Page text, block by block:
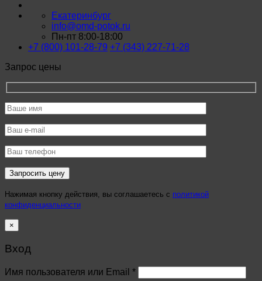
Екатеринбург
info@omd-potok.ru
Пн-пт 8:00-18:00
+7 (800) 101-28-79 +7 (343) 227-71-28
Запрос цены
Нажимая кнопку действия, вы соглашаетесь с политикой
конфиденциальности
×
Вход
Имя пользователя или Email *